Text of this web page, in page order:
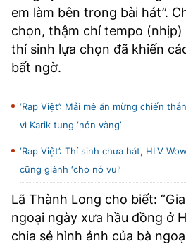
em làm bên trong bài hát”.
chọn, thậm chí tempo
thí sinh lựa chọn đã khiến
bất ngờ.
‘Rap Việt’: Mải mê ăn mừng chiến
vì Karik tung ‘nón vàng’
‘Rap Việt’: Thí sinh chưa hát, HLV
cũng giành ‘cho nó vui’
Lã Thành Long cho biết:
ngoại ngày xưa hầu đồng ở
chia sẻ hình ảnh của bà